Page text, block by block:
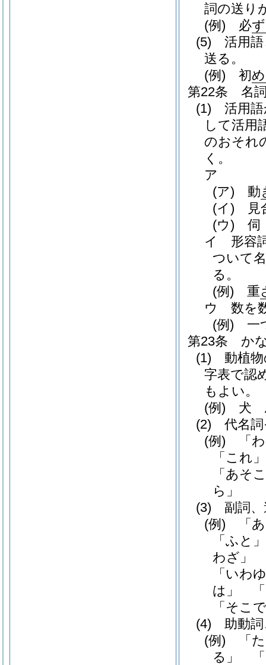
詞の送り
(例) 必
(5)
活用
送る。
(例) 初
第22条
名
(1)
活用
して活用
のおそれ
く。
ア
(ア) 動
(イ) 見
(ウ) 伺
イ
形容
ついて
る。
(例) 重
ウ
数を
(例) 一
第23条
か
(1)
動植
字表で認
もよい。
(例) 犬
(2)
代名
(例) 「
「こ
「あ
ら」
(3)
副詞
(例) 「
「ふ
わざ」
「い
は」
「そ
(4)
助動
(例) 「
る」